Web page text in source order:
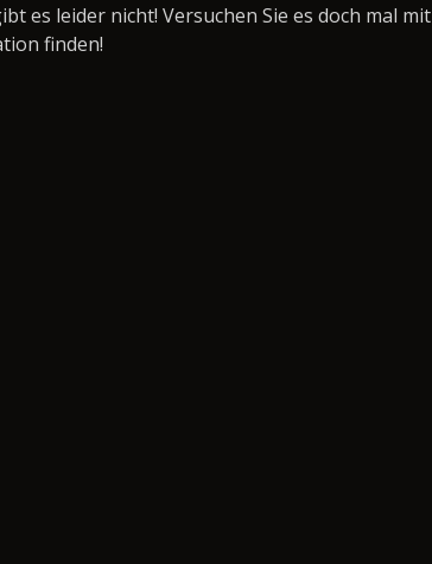
es leider nicht! Versuchen Sie es doch mal mit
finden!